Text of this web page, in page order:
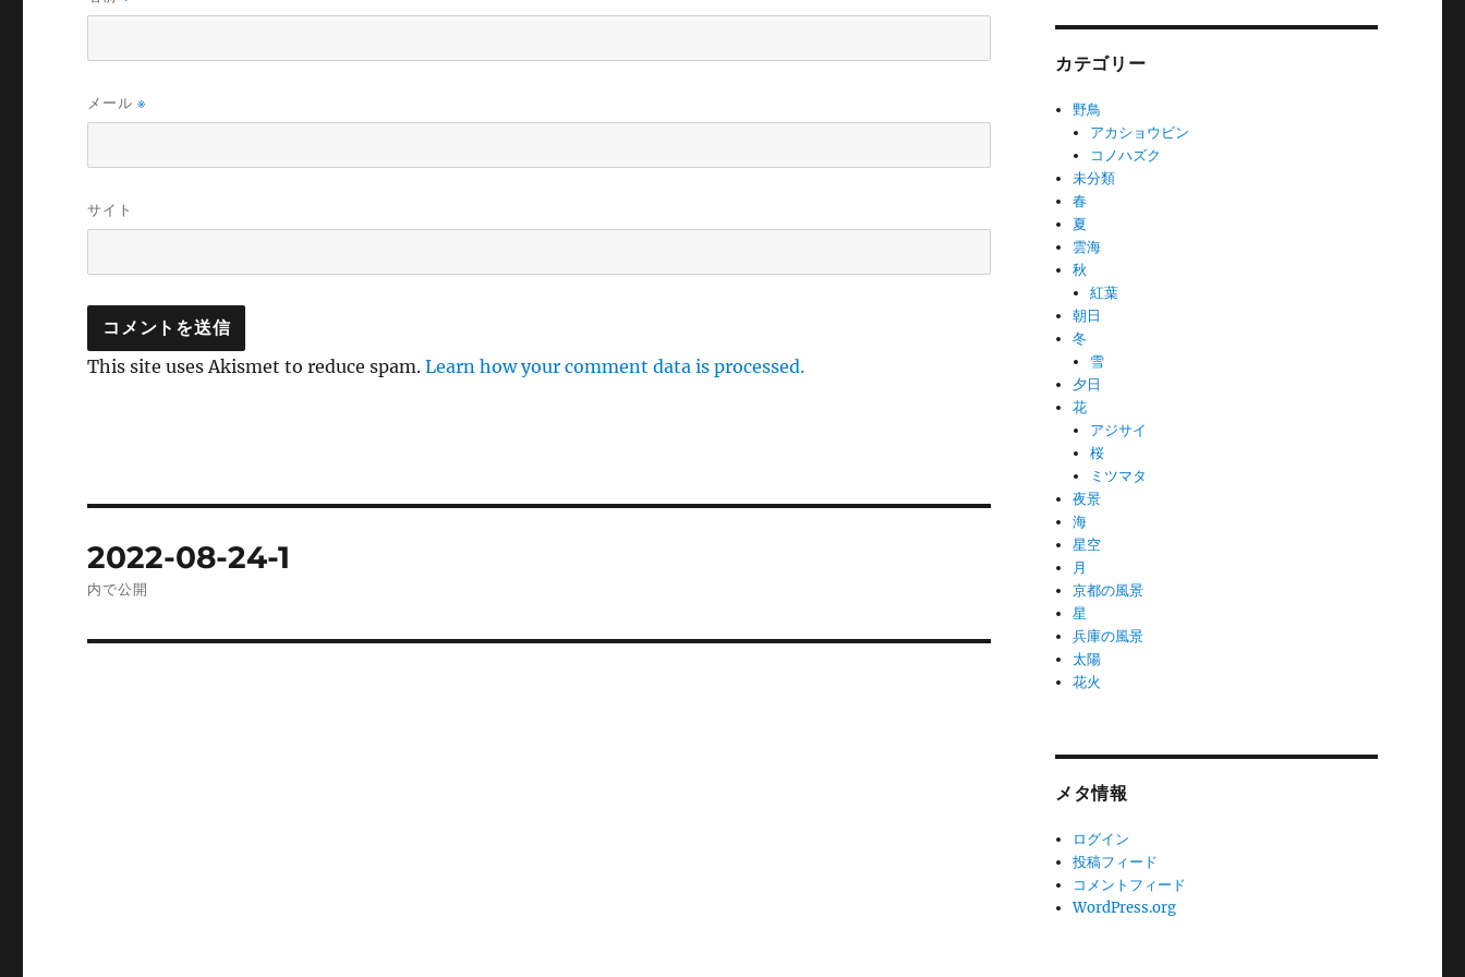
メール※
サイト
This site uses Akismet to reduce spam.Learn how your comment data is processed.
稿
2022-08-24-1
内で公開
カテゴリー
野鳥
アカショウビン
コノハズク
未分類
春
夏
雲海
秋
紅葉
朝日
冬
雪
夕日
花
アジサイ
桜
ミツマタ
夜景
海
星空
月
京都の風景
星
兵庫の風景
太陽
花火
メタ情報
ログイン
投稿フィード
コメントフィード
WordPress.org